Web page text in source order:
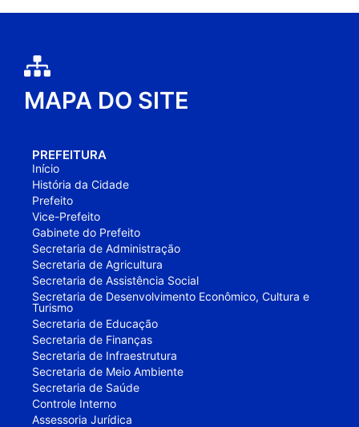
MAPA DO SITE
PREFEITURA
Início
História da Cidade
Prefeito
Vice-Prefeito
Gabinete do Prefeito
Secretaria de Administração
Secretaria de Agricultura
Secretaria de Assistência Social
Secretaria de Desenvolvimento Econômico, Cultura e
Turismo
Secretaria de Educação
Secretaria de Finanças
Secretaria de Infraestrutura
Secretaria de Meio Ambiente
Secretaria de Saúde
Controle Interno
Assessoria Jurídica